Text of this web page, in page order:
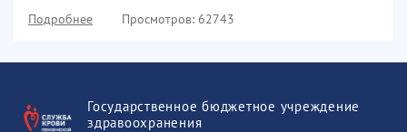
Подробнее Просмотров: 62743
Государственное бюджетное учреждение
здравоохранения